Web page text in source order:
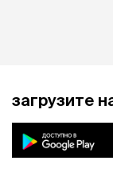
загрузите